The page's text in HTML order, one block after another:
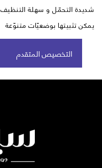
شديدة التحمّل و سهلة التنظيف
يمكن تثبيتها بوضعيّات متنوّعة
التخصيص المتقدم